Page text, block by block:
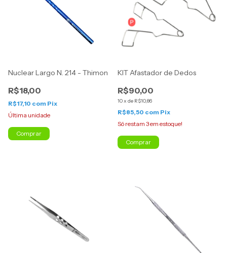
Nuclear Largo N. 214 - Thimon
R$18,00
R$17,10 com Pix
Última unidade
Comprar
KIT Afastador de Dedos
R$90,00
10x de R$10,86
R$85,50 com Pix
Só restam 3em estoque!